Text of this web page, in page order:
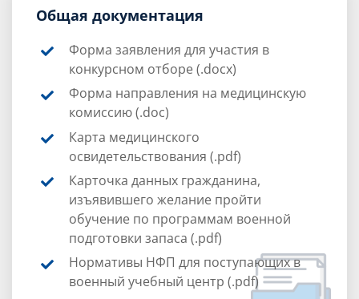
Общая документация
Форма заявления для участия в
конкурсном отборе (.docx)
Форма направления на медицинскую
комиссию (.doc)
Карта медицинского
освидетельствования (.pdf)
Карточка данных гражданина,
изъявившего желание пройти
обучение по программам военной
подготовки запаса (.pdf)
Нормативы НФП для поступающих в
военный учебный центр (.pdf)